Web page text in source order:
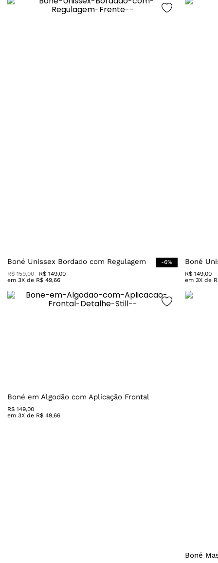
Boné Unissex Bordado com Regulagem -6%
R$ 159,00 R$ 149,00
em 3X de R$ 49,66
Boné
R$ 149,00
em 3X de
Boné em Algodão com Aplicação Frontal
R$ 149,00
em 3X de R$ 49,66
Boné